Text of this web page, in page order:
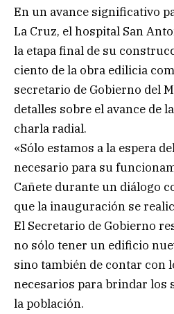
En un avance significativo
La Cruz, el hospital San
la etapa final de su
ciento de la obra edilicia
secretario de Gobierno del
detalles sobre el avance de
charla radial.
«Sólo estamos a la espera
necesario para su
Cañete durante un diálogo
que la inauguración se
El Secretario de Gobierno
no sólo tener un edificio
sino también de contar con
necesarios para brindar los
la población.